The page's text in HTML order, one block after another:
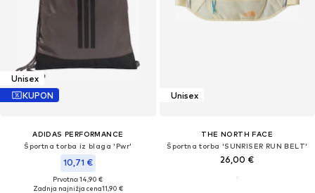
Unisex
KUPON
ADIDAS PERFORMANCE
Športna torba iz blaga 'Pwr'
10,71 €
Prvotno: 14,90 €
Zadnja najnižja cena11,90 €
Unisex
THE NORTH FACE
Športna torba 'SUNRISER RUN BELT'
26,00 €